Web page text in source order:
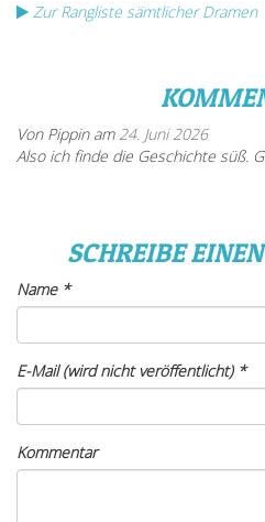
Zur Rangliste sämtlicher Dramen
Von Pippin am 24. Juni 2026
Also ich finde die Geschichte süß.
SCHREIBE
Name*
E-Mail (wird nicht veröffentlicht)*
Kommentar